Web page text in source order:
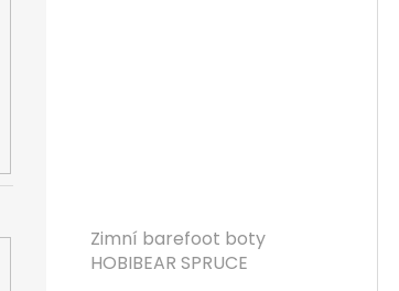
Zimní barefoot boty
HOBIBEAR SPRUCE